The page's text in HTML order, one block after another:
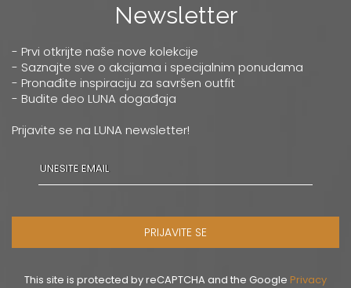
Newsletter
- Prvi otkrijte naše nove kolekcije
- Saznajte sve o akcijama i specijalnim ponudama
- Pronađite inspiraciju za savršen outfit
- Budite deo LUNA događaja
Prijavite se na LUNA newsletter!
PRIJAVITE SE
This site is protected by reCAPTCHA and the Google Privacy